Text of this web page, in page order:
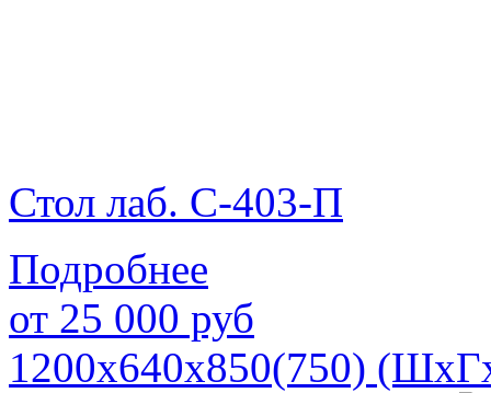
Стол лаб. С-403-П
Подробнее
от 25 000 руб
1200х640х850(750)